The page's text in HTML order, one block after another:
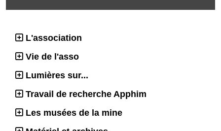
L'association
Vie de l'asso
Lumières sur...
Travail de recherche Apphim
Les musées de la mine